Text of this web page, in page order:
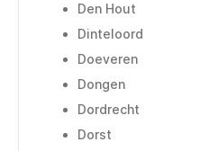
Den Hout
Dinteloord
Doeveren
Dongen
Dordrecht
Dorst